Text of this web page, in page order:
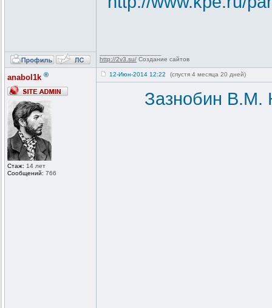
http://2v3.su/ Создание сайтов
anabol1k ®
Стаж: 14 лет
Сообщений: 766
12-Июн-2014 12:22 (спустя 4 месяца 20 дней)
Зазнобин В.М.